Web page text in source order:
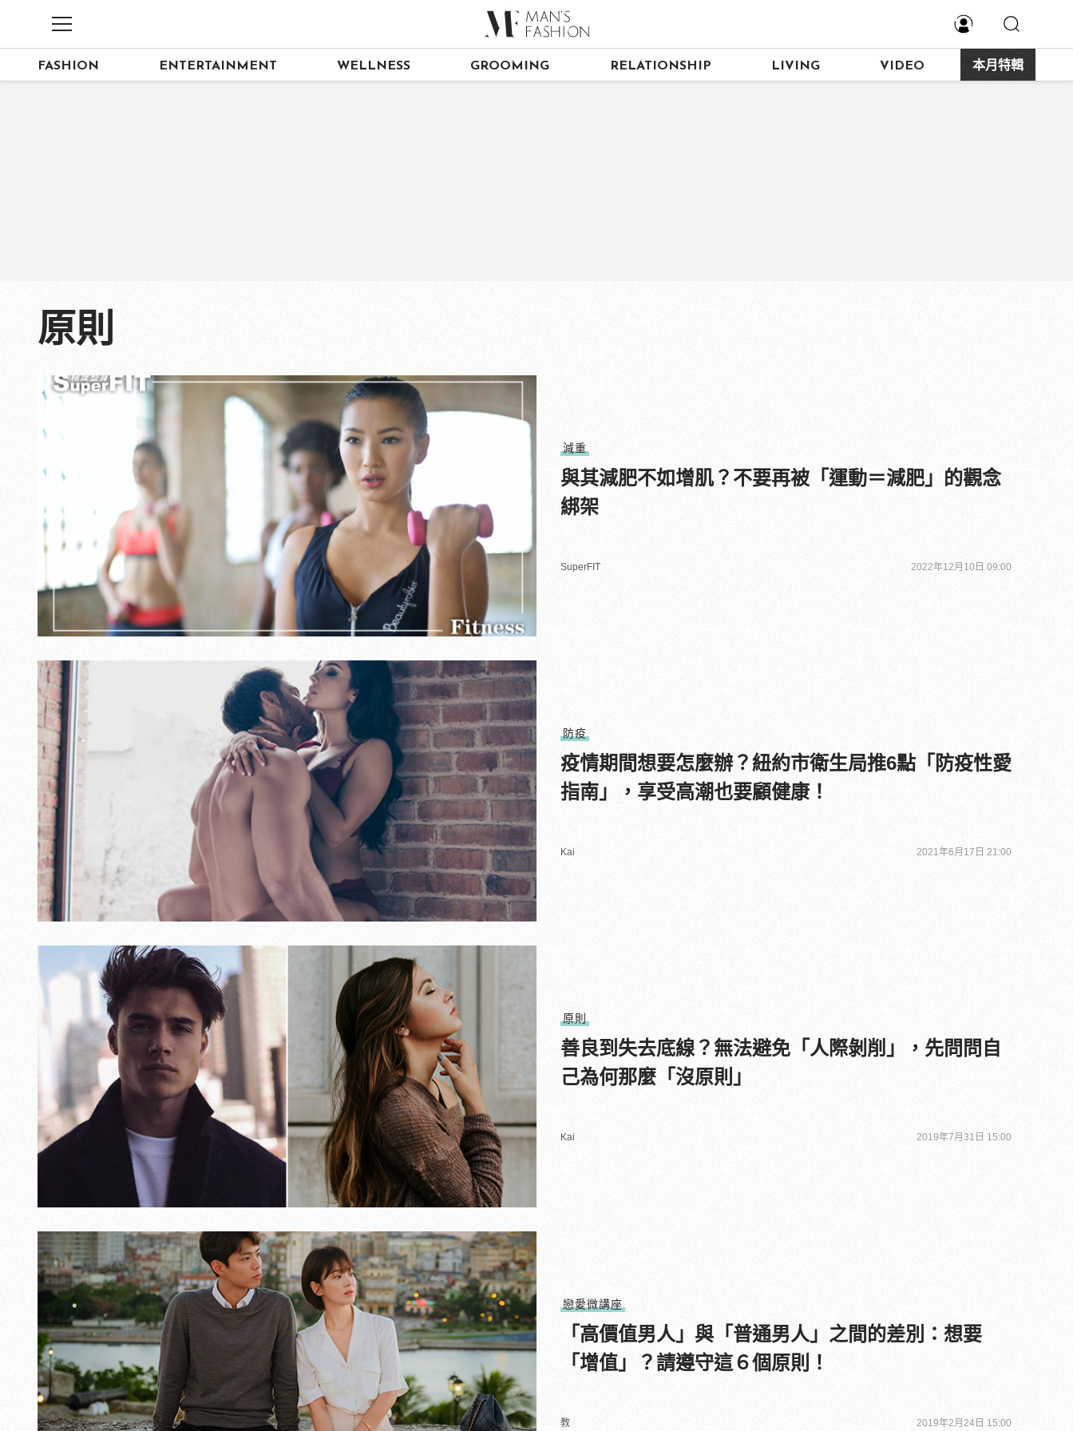
FASHION ENTERTAINMENT WELLNESS GROOMING RELATIONSHIP LIVING VIDEO 本月特輯
原則
減重
與其減肥不如增肌？不要再被「運動＝減肥」的觀念
綁架
SuperFIT 2022年12月10日 09:00
防疫
疫情期間想要怎麼辦？紐約市衛生局推6點「防疫性愛
指南」，享受高潮也要顧健康！
Kai 2021年6月17日 21:00
原則
善良到失去底線？無法避免「人際剝削」，先問問自
己為何那麼「沒原則」
Kai 2019年7月31日 15:00
戀愛微講座
「高價值男人」與「普通男人」之間的差別：想要
「增值」？請遵守這６個原則！
教 2019年2月24日 15:00